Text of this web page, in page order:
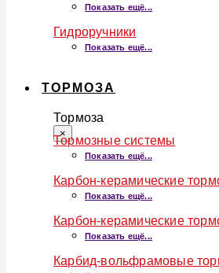
Показать ещё...
Гидроручники
Показать ещё...
ТОРМОЗА
Тормоза
×
Тормозные системы
Показать ещё...
Карбон-керамические
Показать ещё...
Карбон-керамические
Показать ещё...
Карбид-вольфрамовые